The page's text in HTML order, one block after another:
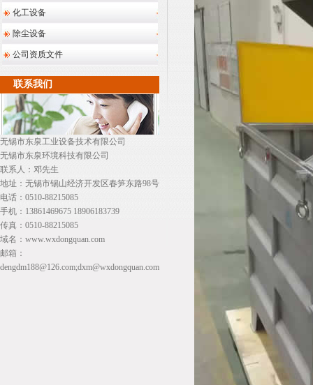
化工设备
除尘设备
公司资质文件
联系我们
无锡市东泉工业设备技术有限公司
无锡市东泉环境科技有限公司
联系人：邓先生
地址：无锡市锡山经济开发区春笋东路98号
电话：0510-88215085
手机：13861469675 18906183739
传真：0510-88215085
域名：www.wxdongquan.com
邮箱：
dengdm188@126.com;dxm@wxdongquan.com